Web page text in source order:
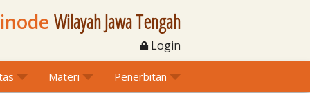
Wilayah Jawa Tengah
Login
Materi Penerbitan